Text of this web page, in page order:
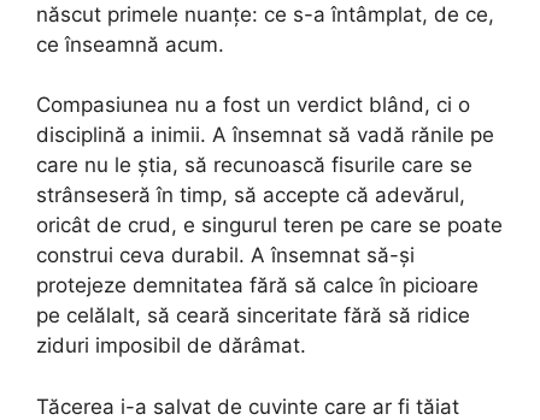
născut primele nuanțe: ce s-a întâmplat, de ce,
ce înseamnă acum.
Compasiunea nu a fost un verdict blând, ci o
disciplină a inimii. A însemnat să vadă rănile pe
care nu le știa, să recunoască fisurile care se
strânseseră în timp, să accepte că adevărul,
oricât de crud, e singurul teren pe care se poate
construi ceva durabil. A însemnat să-și
protejeze demnitatea fără să calce în picioare
pe celălalt, să ceară sinceritate fără să ridice
ziduri imposibil de dărâmat.
Tăcerea i-a salvat de cuvinte care ar fi tăiat